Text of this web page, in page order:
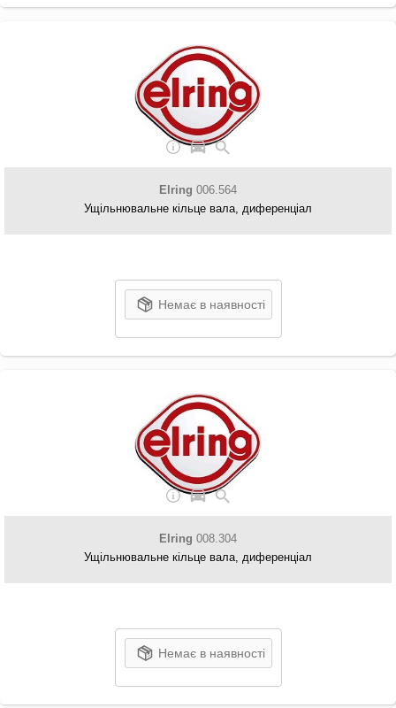
Elring 006.564
Ущільнювальне кільце вала, диференціал
Немає в наявності
Elring 008.304
Ущільнювальне кільце вала, диференціал
Немає в наявності